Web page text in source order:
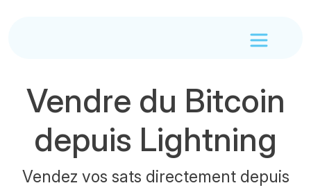
Vendre du Bitcoin
depuis Lightning
Vendez vos sats directement depuis